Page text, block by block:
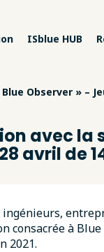
ISblue HUB
Observer » –
avec la
avril de
consacrée à
2021.